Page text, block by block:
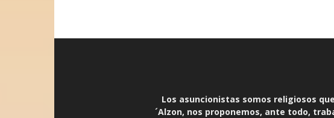
Los asuncionistas somos religiosos
´Alzon, nos proponemos, ante todo,